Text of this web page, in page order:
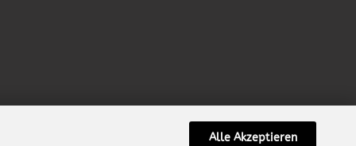
Alle Akzeptieren